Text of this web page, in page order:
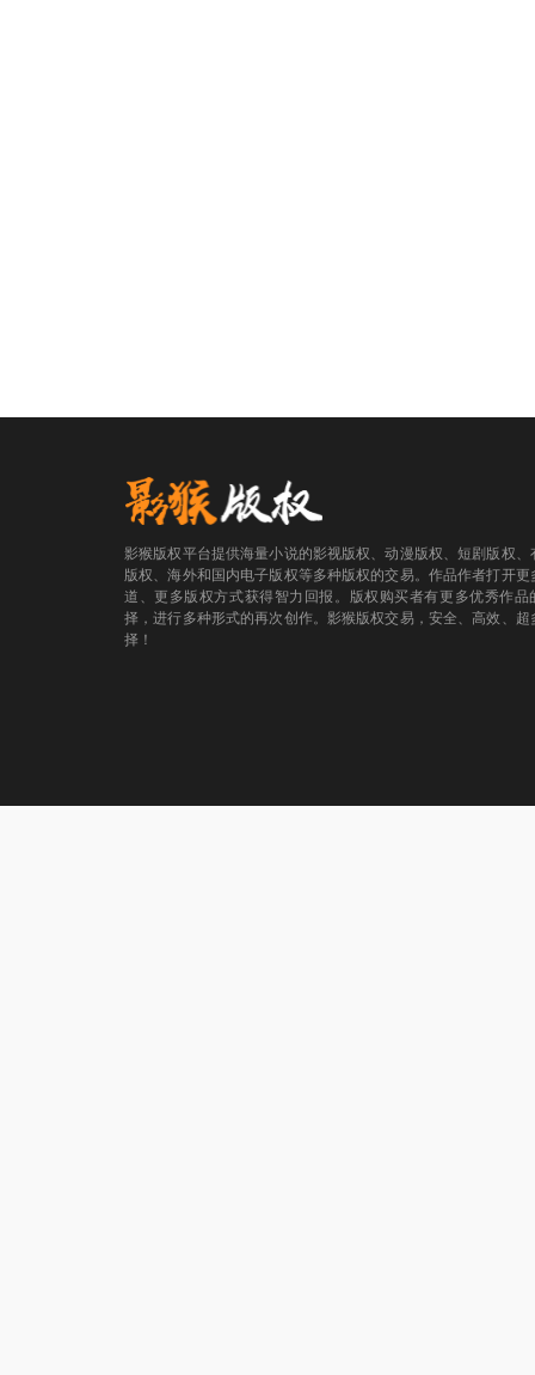
影猴版权平台提供海量小说的影视版权、动漫版权、短剧版权、
版权、海外和国内电子版权等多种版权的交易。作品作者打开更
道、更多版权方式获得智力回报。版权购买者有更多优秀作品
择，进行多种形式的再次创作。影猴版权交易，安全、高效、超
择！